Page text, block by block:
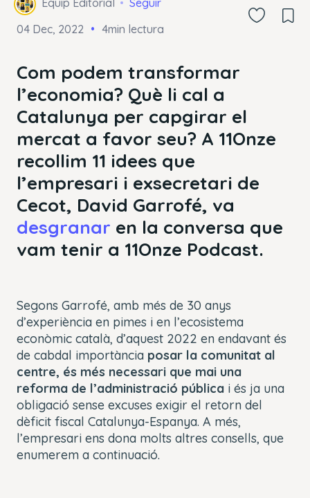
Equip Editorial
Seguir
04 Dec, 2022
4min lectura
Com podem transformar
l’economia? Què li cal a
Catalunya per capgirar el
mercat a favor seu? A 11Onze
recollim 11 idees que
l’empresari i exsecretari de
Cecot, David Garrofé, va
desgranar en la conversa que
vam tenir a 11Onze Podcast.
Segons Garrofé, amb més de 30 anys
d’experiència en pimes i en l’ecosistema
econòmic català, d’aquest 2022 en endavant és
de cabdal importància posar la comunitat al
centre, és més necessari que mai una
reforma de l’administració pública i és ja una
obligació sense excuses exigir el retorn del
dèficit fiscal Catalunya-Espanya. A més,
l’empresari ens dona molts altres consells, que
enumerem a continuació.